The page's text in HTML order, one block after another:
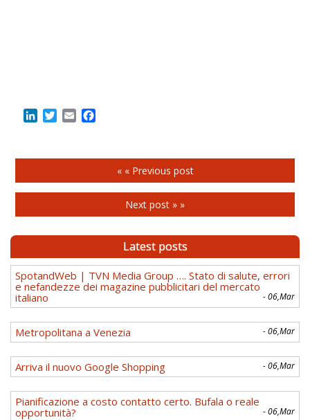
LinkedIn
Twitter
Email
« « Previous post
Next post » »
Latest posts
SpotandWeb | TVN Media Group …. Stato di salute, errori
e nefandezze dei magazine pubblicitari del mercato
italiano
- 06,Mar
Metropolitana a Venezia - 06,Mar
Arriva il nuovo Google Shopping - 06,Mar
Pianificazione a costo contatto certo. Bufala o reale
opportunità?
- 06,Mar